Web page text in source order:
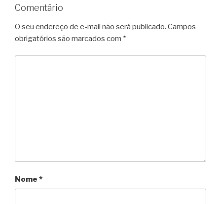
Comentário
O seu endereço de e-mail não será publicado. Campos
obrigatórios são marcados com *
Nome *